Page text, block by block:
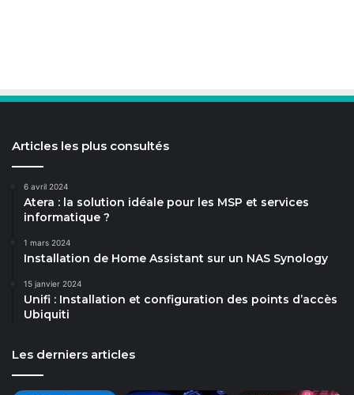
Articles les plus consultés
6 avril 2024
Atera : la solution idéale pour les MSP et services
informatique ?
1 mars 2024
Installation de Home Assistant sur un NAS Synology
15 janvier 2024
Unifi : Installation et configuration des points d’accès
Ubiquiti
Les derniers articles